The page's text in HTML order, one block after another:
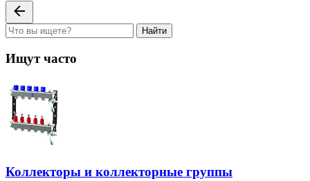
Найти
Ищут часто
Коллекторы и коллекторные группы